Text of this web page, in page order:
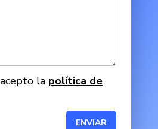
la política de
ENVIAR